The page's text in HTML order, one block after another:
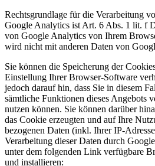
Rechtsgrundlage für die Verarbeitung
Google Analytics ist Art. 6 Abs. 1 lit. f
von Google Analytics von Ihrem
wird nicht mit anderen Daten von
Sie können die Speicherung der
Einstellung Ihrer Browser-Software
jedoch darauf hin, dass Sie in diesem
sämtliche Funktionen dieses Angebots
nutzen können. Sie können darüber
das Cookie erzeugten und auf Ihre
bezogenen Daten (inkl. Ihrer IP-
Verarbeitung dieser Daten durch
unter dem folgenden Link verfügbare
und installieren: